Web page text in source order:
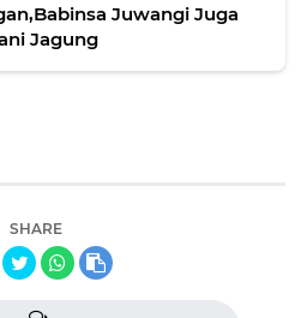
Juwangi Juga
Jagung
SHARE